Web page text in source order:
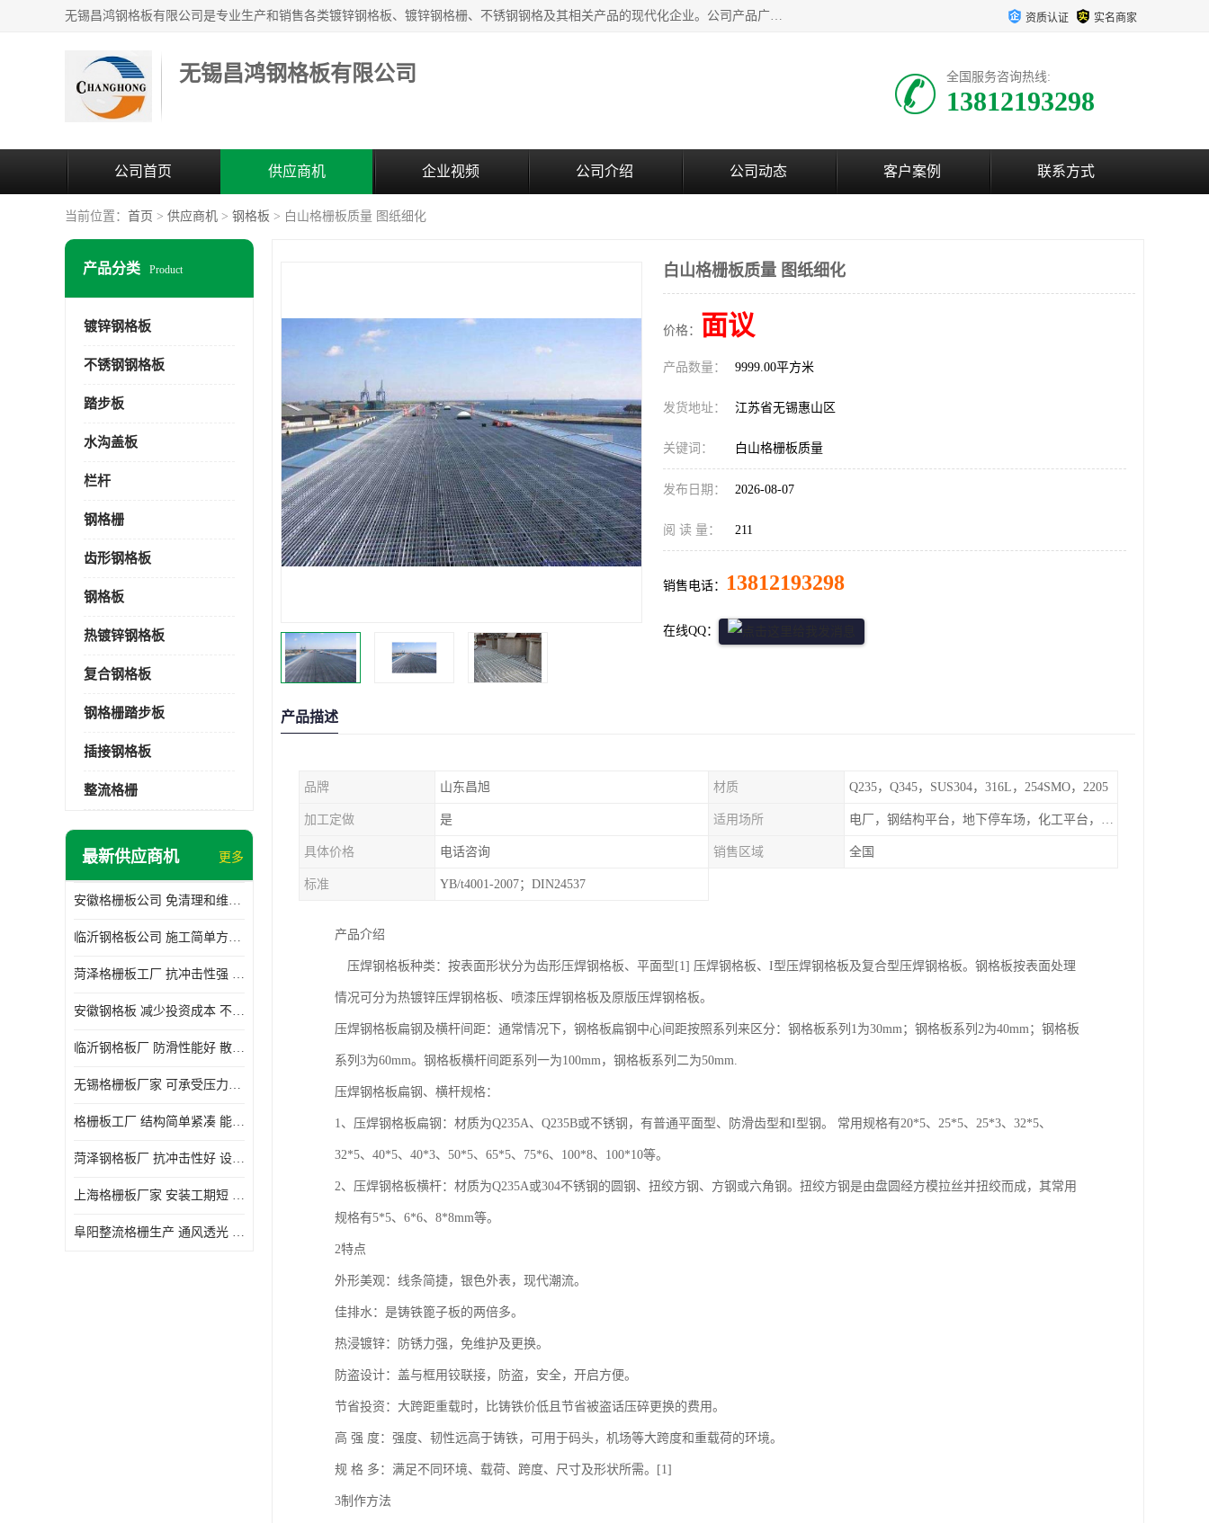
无锡昌鸿钢格板有限公司是专业生产和销售各类镀锌钢格板、镀锌钢格栅、不锈钢钢格及其相关产品的现代化企业。公司产品广泛运用于石油、化工、港口、电力、运输、造纸、医药、钢铁、食品、市政、房地产、制造业等各个领域。 资质认证 实名商家
无锡昌鸿钢格板有限公司 全国服务咨询热线:
13812193298
公司首页 供应商机 企业视频 公司介绍 公司动态 客户案例 联系方式
当前位置： 首页 > 供应商机 > 钢格板 > 白山格栅板质量 图纸细化
产品分类 Product
镀锌钢格板
不锈钢钢格板
踏步板
水沟盖板
栏杆
钢格栅
齿形钢格板
钢格板
热镀锌钢格板
复合钢格板
钢格栅踏步板
插接钢格板
整流格栅
最新供应商机 更多
安徽格栅板公司 免清理和维护 安装需要人工少
临沂钢格板公司 施工简单方便 通风好 减少风阻
菏泽格栅板工厂 抗冲击性强 安装需要人工少
安徽钢格板 减少投资成本 不用清洗和维护
临沂钢格板厂 防滑性能好 散热防爆效果好
无锡格栅板厂家 可承受压力强 安装需要人工少
格栅板工厂 结构简单紧凑 能减少风力破坏
菏泽钢格板厂 抗冲击性好 设计规范 通风透光
上海格栅板厂家 安装工期短 通风好 减少风阻
阜阳整流格栅生产 通风透光 免清理和维护
白山格栅板质量 图纸细化
价格： 面议
产品数量： 9999.00平方米
发货地址： 江苏省无锡惠山区
关键词： 白山格栅板质量
发布日期： 2026-08-07
阅 读 量： 211
销售电话： 13812193298
在线QQ：
产品描述
品牌 山东昌旭 材质 Q235，Q345，SUS304，316L，254SMO，2205
加工定做 是 适用场所 电厂，钢结构平台，地下停车场，化工平台，港口码头
具体价格 电话咨询 销售区域 全国
标准 YB/t4001-2007；DIN24537
产品介绍
压焊钢格板种类：按表面形状分为齿形压焊钢格板、平面型[1] 压焊钢格板、I型压焊钢格板及复合型压焊钢格板。钢格板按表面处理
情况可分为热镀锌压焊钢格板、喷漆压焊钢格板及原版压焊钢格板。
压焊钢格板扁钢及横杆间距：通常情况下，钢格板扁钢中心间距按照系列来区分：钢格板系列1为30mm；钢格板系列2为40mm；钢格板
系列3为60mm。钢格板横杆间距系列一为100mm，钢格板系列二为50mm.
压焊钢格板扁钢、横杆规格：
1、压焊钢格板扁钢：材质为Q235A、Q235B或不锈钢，有普通平面型、防滑齿型和I型钢。 常用规格有20*5、25*5、25*3、32*5、
32*5、40*5、40*3、50*5、65*5、75*6、100*8、100*10等。
2、压焊钢格板横杆：材质为Q235A或304不锈钢的圆钢、扭绞方钢、方钢或六角钢。扭绞方钢是由盘圆经方模拉丝并扭绞而成，其常用
规格有5*5、6*6、8*8mm等。
2特点
外形美观：线条简捷，银色外表，现代潮流。
佳排水：是铸铁篦子板的两倍多。
热浸镀锌：防锈力强，免维护及更换。
防盗设计：盖与框用铰联接，防盗，安全，开启方便。
节省投资：大跨距重载时，比铸铁价低且节省被盗话压碎更换的费用。
高 强 度：强度、韧性远高于铸铁，可用于码头，机场等大跨度和重载荷的环境。
规 格 多：满足不同环境、载荷、跨度、尺寸及形状所需。[1]
3制作方法